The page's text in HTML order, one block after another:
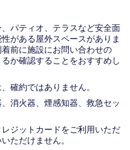
パティオ、テラスなど安全面
がある屋外スペースがありま
前に施設にお問い合わせの
か確認することをおすすめし
確約ではありません。
消火器、煙感知器、救急セッ
ジットカードをご利用いただ
ただけません。